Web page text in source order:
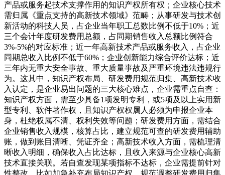
产品或服务起技术支撑作用的知识产权所有权；企业核心技术
需归属《重点支持的高新技术领域》范畴；从事研发与技术创
新活动的科技人员，占企业当年职工总数比例不低于10%；近
三个会计年度研发费用总额，占同期销售收入总额比例符合
3%-5%的对应标准；近一年高新技术产品或服务收入，占企业
同期总收入比例不低于60%；企业创新能力综合评价达标；近
三年内无重大安全事故、重大质量事故及严重环境违法违规行
为。这其中，知识产权布局、研发费用规范归集、高新技术收
入认定，是企业易出问题的三大核心难点，企业需重点自查：
知识产权方面，需至少具备1项发明专利，或5项及以上实用新
型专利、软件著作权，且知识产权权属人必须为申报企业本
身，杜绝权属不清、权利失效等问题；研发费用方面，需结合
企业销售收入规模，核算占比，建立规范可查的研发费用辅助
账，做到账目清晰、凭证齐全；高新技术收入方面，需梳理清
晰收入明细，确保收入占比达标，且收入来源与企业核心高新
技术直接关联。若自查发现某项指标不达标，企业需提前针对